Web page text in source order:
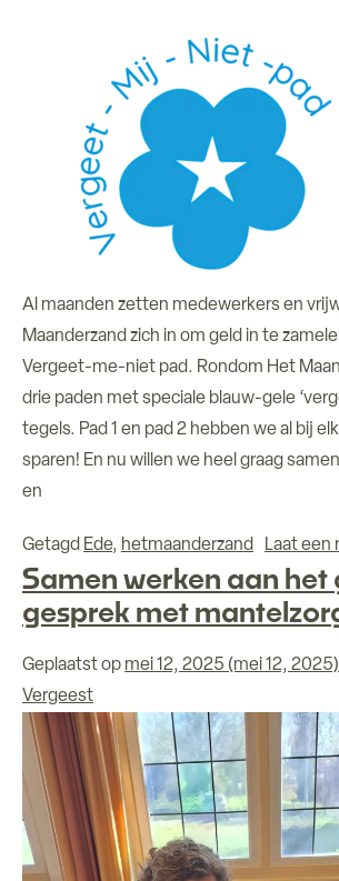
Al maanden zetten medewerkers en
Maanderzand zich in om geld in te
Vergeet-me-niet pad. Rondom Het
drie paden met speciale blauw-gele
tegels. Pad 1 en pad 2 hebben we al bij
sparen! En nu willen we heel graag
en
Getagd Ede, hetmaanderzand Laat een
Samen werken aan het
gesprek met
Geplaatst op mei 12, 2025 (mei 12, 2025)
Vergeest